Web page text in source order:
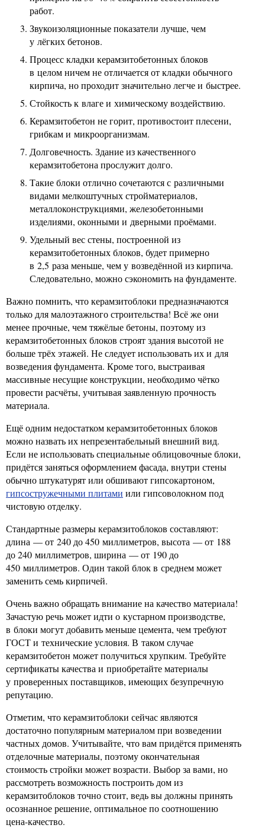
работ.
Звукоизоляционные показатели лучше, чем
у лёгких бетонов.
Процесс кладки керамзитобетонных блоков
в целом ничем не отличается от кладки обычного
кирпича, но проходит значительно легче и быстрее.
Стойкость к влаге и химическому воздействию.
Керамзитобетон не горит, противостоит плесени,
грибкам и микроорганизмам.
Долговечность. Здание из качественного
керамзитобетона прослужит долго.
Такие блоки отлично сочетаются с различными
видами мелкоштучных стройматериалов,
металлоконструкциями, железобетонными
изделиями, оконными и дверными проёмами.
Удельный вес стены, построенной из
керамзитобетонных блоков, будет примерно
в 2,5 раза меньше, чем у возведённой из кирпича.
Следовательно, можно сэкономить на фундаменте.
Важно помнить, что керамзитоблоки предназначаются
только для малоэтажного строительства! Всё же они
менее прочные, чем тяжёлые бетоны, поэтому из
керамзитобетонных блоков строят здания высотой не
больше трёх этажей. Не следует использовать их и для
возведения фундамента. Кроме того, выстраивая
массивные несущие конструкции, необходимо чётко
провести расчёты, учитывая заявленную прочность
материала.
Ещё одним недостатком керамзитобетонных блоков
можно назвать их непрезентабельный внешний вид.
Если не использовать специальные облицовочные блоки,
придётся заняться оформлением фасада, внутри стены
обычно штукатурят или обшивают гипсокартоном,
гипсостружечными плитами или гипсоволокном под
чистовую отделку.
Стандартные размеры керамзитоблоков составляют:
длина — от 240 до 450 миллиметров, высота — от 188
до 240 миллиметров, ширина — от 190 до
450 миллиметров. Один такой блок в среднем может
заменить семь кирпичей.
Очень важно обращать внимание на качество материала!
Зачастую речь может идти о кустарном производстве,
в блоки могут добавить меньше цемента, чем требуют
ГОСТ и технические условия. В таком случае
керамзитобетон может получиться хрупким. Требуйте
сертификаты качества и приобретайте материалы
у проверенных поставщиков, имеющих безупречную
репутацию.
Отметим, что керамзитоблоки сейчас являются
достаточно популярным материалом при возведении
частных домов. Учитывайте, что вам придётся применять
отделочные материалы, поэтому окончательная
стоимость стройки может возрасти. Выбор за вами, но
рассмотреть возможность построить дом из
керамзитоблоков точно стоит, ведь вы должны принять
осознанное решение, оптимальное по соотношению
цена-качество.